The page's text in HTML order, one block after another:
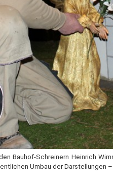
Bauhof-Schreinern Heinrich
Umbau der Darstellungen